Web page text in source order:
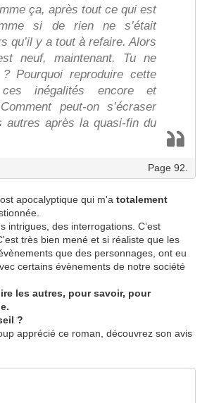
ça, après tout ce qui est
si de rien ne s’était
qu’il y a tout à refaire. Alors
neuf, maintenant. Tu ne
Pourquoi reproduire cette
ces inégalités encore et
peut-on s’écraser
autres après la quasi-fin du
Page 92.
apocalyptique qui m'a totalement
intrigues, des interrogations. C’est
très bien mené et si réaliste que les
que des personnages, ont eu
certains évènements de notre société
les autres, pour savoir, pour
?
apprécié ce roman, découvrez son avis